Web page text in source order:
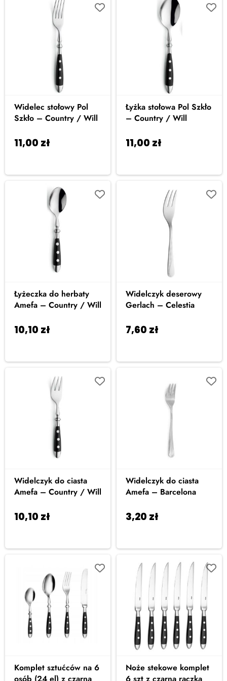
Widelec stołowy Pol
Szkło – Country / Will
11,00 zł
Łyżka stołowa Pol Szkło
– Country / Will
11,00 zł
Łyżeczka do herbaty
Amefa – Country / Will
10,10 zł
Widelczyk deserowy
Gerlach – Celestia
7,60 zł
Widelczyk do ciasta
Amefa – Country / Will
10,10 zł
Widelczyk do ciasta
Amefa – Barcelona
3,20 zł
Komplet sztućców na 6
Noże stekowe komplet